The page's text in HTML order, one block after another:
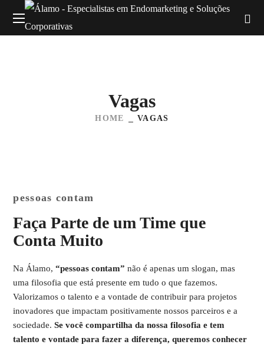
Vagas
HOME VAGAS
pessoas contam
Faça Parte de um Time que
Conta Muito
Na Álamo,“pessoas contam” não é apenas um slogan, mas
uma filosofia que está presente em tudo o que fazemos.
Valorizamos o talento e a vontade de contribuir para projetos
inovadores que impactam positivamente nossos parceiros e a
sociedade.Se você compartilha da nossa filosofia e tem
talento e vontade para fazer a diferença, queremos conhecer